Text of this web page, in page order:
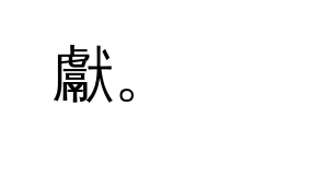
獻。